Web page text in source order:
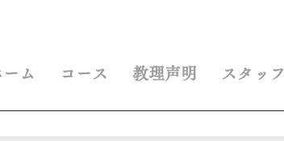
ーム コース 教理声明 スタッフ